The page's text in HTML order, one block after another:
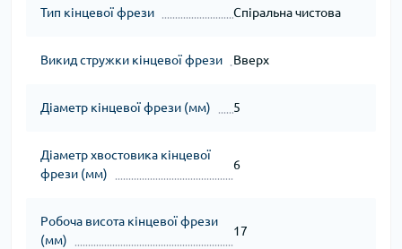
Тип кінцевої фрези Спіральна чистова
Викид стружки кінцевої фрези Вверх
Діаметр кінцевої фрези (мм) 5
Діаметр хвостовика кінцевої
фрези (мм)
6
Робоча висота кінцевої фрези
(мм)
17